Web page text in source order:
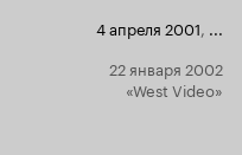
4 апреля 2001
22 января 2002
«West Video»